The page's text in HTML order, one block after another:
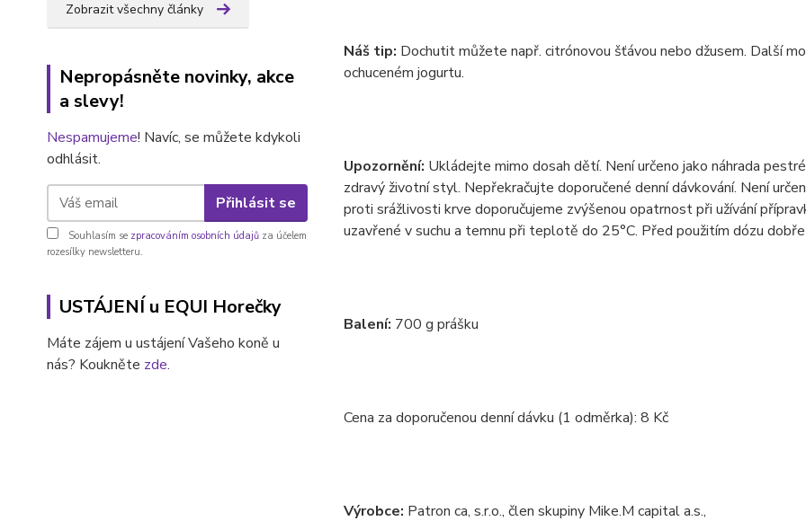
Zobrazit všechny články
Nepropásněte novinky, akce
a slevy!
Nespamujeme! Navíc, se můžete kdykoli
odhlásit.
Přihlásit se
Souhlasím se zpracováním osobních údajů za účelem
rozesílky newsletteru.
USTÁJENÍ u EQUI Horečky
Máte zájem u ustájení Vašeho koně u
nás? Koukněte zde.
Náš tip: Dochutit můžete např. citrónovou šťávou nebo džusem. Další
ochuceném jogurtu.
Upozornění: Ukládejte mimo dosah dětí. Není určeno jako náhrada
zdravý životní styl. Nepřekračujte doporučené denní dávkování. Není
proti srážlivosti krve doporučujeme zvýšenou opatrnost při užívání
uzavřené v suchu a temnu při teplotě do 25°C. Před použitím dózu
Balení: 700 g prášku
Cena za doporučenou denní dávku (1 odměrka): 8 Kč
Výrobce: Patron ca, s.r.o., člen skupiny Mike.M capital a.s.,